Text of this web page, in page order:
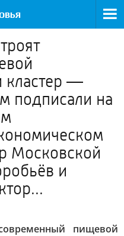
кластер —
подписали на
Московской
и
пищевой